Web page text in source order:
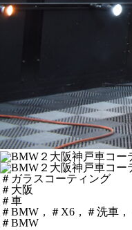
＃ガラスコーティング
＃大阪
＃車
＃BMW，＃X6，＃洗車
＃BMW